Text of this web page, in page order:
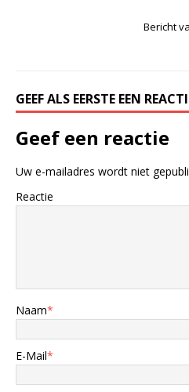
Bericht
GEEF ALS EERSTE EEN
Geef een reactie
Uw e-mailadres wordt niet
Reactie
Naam*
E-Mail*